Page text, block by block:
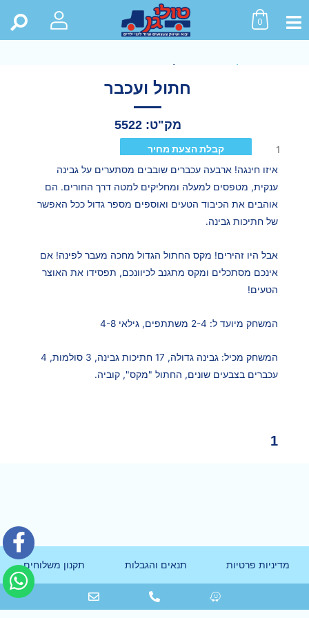
0
חתול ועכבר
מק"ט: 5522
קבלת הצעת מחיר
איזו חינגה! ארבעה עכברים שובבים מסתערים על גבינה
ענקית, מטפסים למעלה ומחליקים למטה דרך החורים. הם
אוהבים את הכיבוד הטעים ואוספים מספר גדול ככל האפשר
של חתיכות גבינה.
אבל היו זהירים! מקס החתול הגדול מחכה מעבר לפינה! אם
אינכם מסתכלים ומקס מתגנב לכיוונכם, תפסידו את האוצר
הטעים!
המשחק מיועד ל: 2-4 משתתפים, גילאי 4-8
המשחק מכיל: גבינה גדולה, 17 חתיכות גבינה, 3 סולמות, 4
עכברים בצבעים שונים, החתול "מקס", קוביה.
1
מדיניות פרטיות תנאים והגבלות תקנון משלוחים